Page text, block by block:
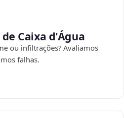
Caixa d'Água
ou infiltrações? Avaliamos
falhas.